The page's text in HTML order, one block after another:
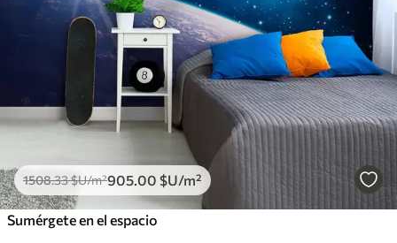
1508.33$U/m²905 .00 $U/m²
Sumérgete en el espacio